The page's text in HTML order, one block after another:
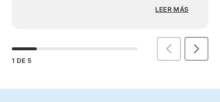
LEER MÁS
1 DE 5